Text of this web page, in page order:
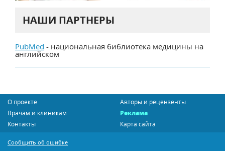
НАШИ ПАРТНЕРЫ
PubMed - национальная библиотека медицины на
английском
О проекте
Авторы и рецензенты
Врачам и клиникам
Реклама
Контакты
Карта сайта
Сообщить об ошибке